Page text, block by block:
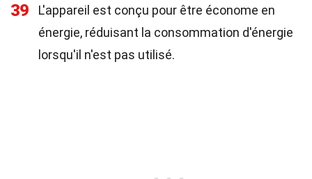
39
L'appareil est conçu pour être économe en
énergie, réduisant la consommation d'énergie
lorsqu'il n'est pas utilisé.